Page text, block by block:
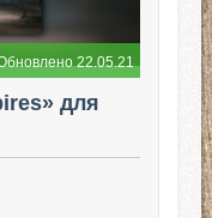
22.05.21
для